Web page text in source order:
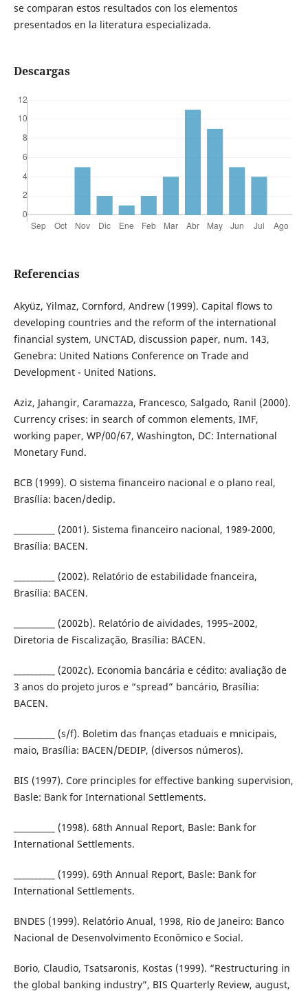
se comparan estos resultados con los elementos
presentados en la literatura especializada.
Descargas
Referencias
Akyüz, Yilmaz, Cornford, Andrew (1999). Capital flows to
developing countries and the reform of the international
financial system, UNCTAD, discussion paper, num. 143,
Genebra: United Nations Conference on Trade and
Development - United Nations.
Aziz, Jahangir, Caramazza, Francesco, Salgado, Ranil (2000).
Currency crises: in search of common elements, IMF,
working paper, WP/00/67, Washington, DC: International
Monetary Fund.
BCB (1999). O sistema financeiro nacional e o plano real,
Brasília: bacen/dedip.
__________ (2001). Sistema financeiro nacional, 1989-2000,
Brasília: BACEN.
__________ (2002). Relatório de estabilidade fnanceira,
Brasília: BACEN.
__________ (2002b). Relatório de aividades, 1995–2002,
Diretoria de Fiscalização, Brasília: BACEN.
__________ (2002c). Economia bancária e cédito: avaliação de
3 anos do projeto juros e “spread” bancário, Brasília:
BACEN.
__________ (s/f). Boletim das fnanças etaduais e mnicipais,
maio, Brasília: BACEN/DEDIP, (diversos números).
BIS (1997). Core principles for effective banking supervision,
Basle: Bank for International Settlements.
__________ (1998). 68th Annual Report, Basle: Bank for
International Settlements.
__________ (1999). 69th Annual Report, Basle: Bank for
International Settlements.
BNDES (1999). Relatório Anual, 1998, Rio de Janeiro: Banco
Nacional de Desenvolvimento Econômico e Social.
Borio, Claudio, Tsatsaronis, Kostas (1999). “Restructuring in
the global banking industry”, BIS Quarterly Review, august,